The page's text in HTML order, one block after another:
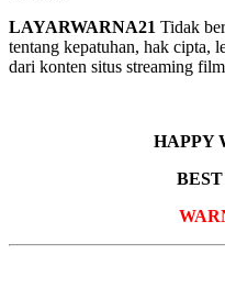
LAYARWARNA21 Tidak
tentang kepatuhan, hak cipta,
dari konten situs streaming
HAPPY